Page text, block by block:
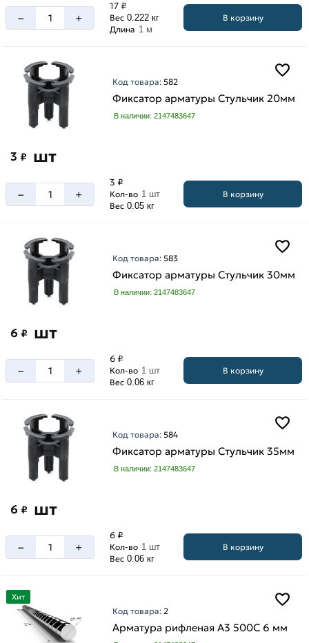
– +
17 ₽
Вес 0.222 кг
Длина 1 м
В корзину
Код товара:582
Фиксатор арматуры Стульчик 20мм
В наличии: 2147483647
3 ₽ шт
– +
3 ₽
Кол-во 1 шт
Вес 0.05 кг
В корзину
Код товара:583
Фиксатор арматуры Стульчик 30мм
В наличии: 2147483647
6 ₽ шт
– +
6 ₽
Кол-во 1 шт
Вес 0.06 кг
В корзину
Код товара:584
Фиксатор арматуры Стульчик 35мм
В наличии: 2147483647
6 ₽ шт
– +
6 ₽
Кол-во 1 шт
Вес 0.06 кг
В корзину
Хит
Код товара: 2
Арматура рифленая А3 500С 6 мм